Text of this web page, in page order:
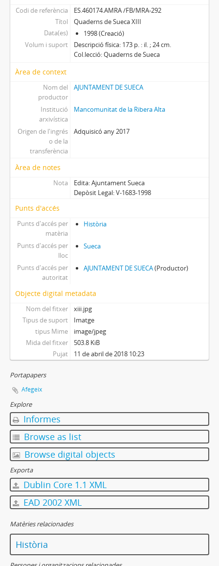
Codi de referència
ES.460174.AMRA /FB/MRA-292
Títol
Quaderns de Sueca XIII
Data(es)
1998 (Creació)
Volum i suport
Descripció física: 173 p. : il. ; 24 cm.
Col.lecció: Quaderns de Sueca
Àrea de context
Nom del
productor
AJUNTAMENT DE SUECA
Institució
arxivística
Mancomunitat de la Ribera Alta
Origen de l'ingrés
o de la
transferència
Adquisicó any 2017
Àrea de notes
Nota
Edita: Ajuntament Sueca
Depòsit Legal: V-1683-1998
Punts d'accés
Punts d'accés per
matèria
Història
Punts d'accés per
lloc
Sueca
Punts d'accés per
autoritat
AJUNTAMENT DE SUECA(Productor)
Objecte digital metadata
Nom del fitxer
xiii.jpg
Tipus de suport
Imatge
tipus Mime
image/jpeg
Mida del fitxer
503.8 KiB
Pujat
11 de abril de 2018 10:23
Portapapers
Afegeix
Explore
Informes
Browse as list
Browse digital objects
Exporta
Dublin Core 1.1 XML
EAD 2002 XML
Matèries relacionades
Història